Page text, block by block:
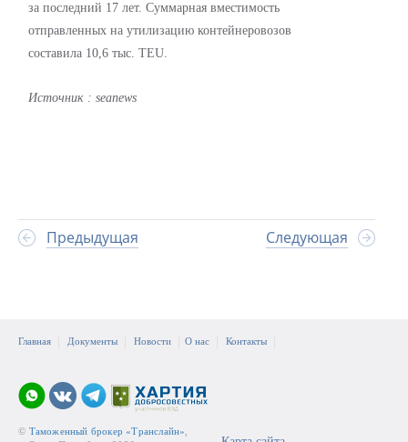
за последний 17 лет. Суммарная вместимость
отправленных на утилизацию контейнеровозов
составила 10,6 тыс. TEU.
Источник : seanews
Предыдущая Следующая
Главная Документы Новости О нас Контакты
© Таможенный брокер «Транслайн»